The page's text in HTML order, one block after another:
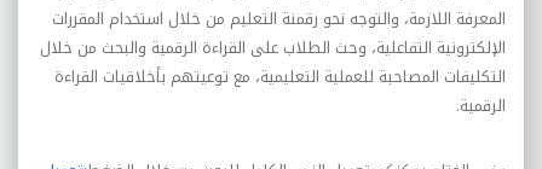
المعرفة اللازمة، والتوجه نحو رقمنة التعليم من خلال استخدام المقررات
الإلکترونية التفاعلية، وحث الطلاب على القراءة الرقمية والبحث من خلال
التکليفات المصاحبة للعملية التعليمية، مع توعيتهم بأخلاقيات القراءة
الرقمية.